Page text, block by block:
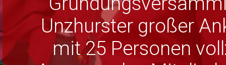
Unzhurster großer
mit 25 Personen